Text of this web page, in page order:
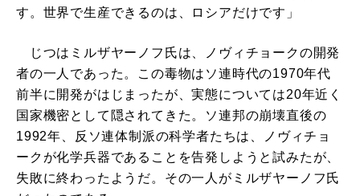
す。世界で生産できるのは、ロシアだけです」
じつはミルザヤーノフ氏は、ノヴィチョークの開発
者の一人であった。この毒物はソ連時代の1970年代
前半に開発がはじまったが、実態については20年近く
国家機密として隠されてきた。ソ連邦の崩壊直後の
1992年、反ソ連体制派の科学者たちは、ノヴィチョ
ークが化学兵器であることを告発しようと試みたが、
失敗に終わったようだ。その一人がミルザヤーノフ氏